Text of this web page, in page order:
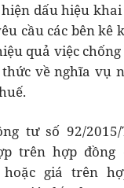
dấu hiệu
cầu các bên kê
quả việc
về nghĩa vụ
tư số 92/2015/
trên hợp đồng
giá trên